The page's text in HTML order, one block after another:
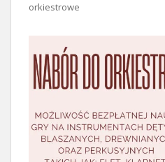
orkiestrowe